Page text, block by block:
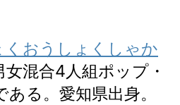
くおうしょくしゃか
混合4人組ポップ・
ある。愛知県出身。